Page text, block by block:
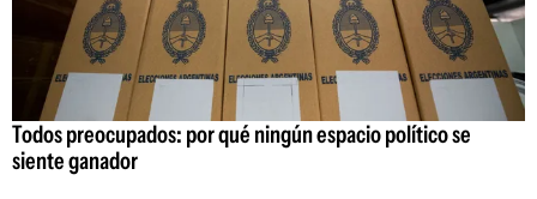
Todos preocupados: por qué ningún espacio político se
siente ganador